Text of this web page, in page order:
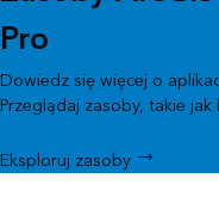
Pro
Dowiedz się więcej o
Przeglądaj zasoby, takie
Eksploruj zasoby